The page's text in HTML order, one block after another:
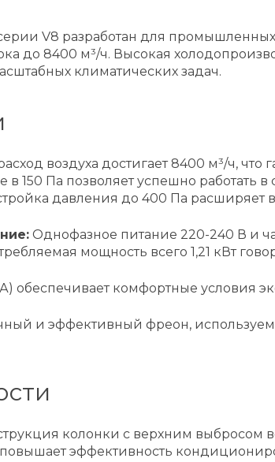
V8 разработан для
до 8400 м³/ч. Высокая
климатических задач.
воздуха достигает 8400 м³/ч,
в 150 Па позволяет успешно работать
давления до 400 Па
Однофазное питание 220-240 В и
мощность всего 1,21 кВт
обеспечивает комфортные условия
и эффективный фреон,
колонки с верхним выбросом
эффективность